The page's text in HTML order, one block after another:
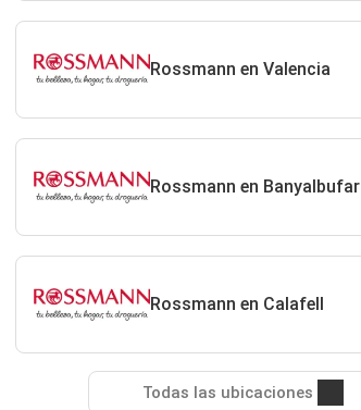
Rossmann en Valencia
Rossmann en Banyalbufar
Rossmann en Calafell
Todas las ubicaciones